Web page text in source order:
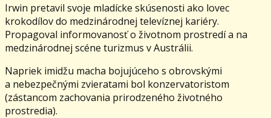
Irwin pretavil svoje mladícke skúsenosti ako lovec
krokodílov do medzinárodnej televíznej kariéry.
Propagoval informovanosť o životnom prostredí a na
medzinárodnej scéne turizmus v Austrálii.
Napriek imidžu macha bojujúceho s obrovskými
a nebezpečnými zvieratami bol konzervatoristom
(zástancom zachovania prirodzeného životného
prostredia).